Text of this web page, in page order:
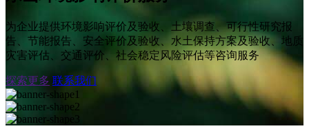
为企业提供环境影响评价及验收、土壤调查、可行性研究报
告、节能报告、安全评价及验收、水土保持方案及验收、地质
灾害评估、交通评价、社会稳定风险评估等咨询服务
探索更多 联系我们